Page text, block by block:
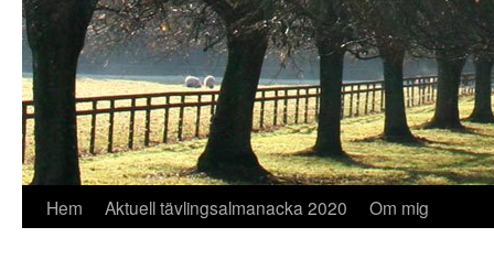
Hem Aktuell tävlingsalmanacka 2020 Om mig